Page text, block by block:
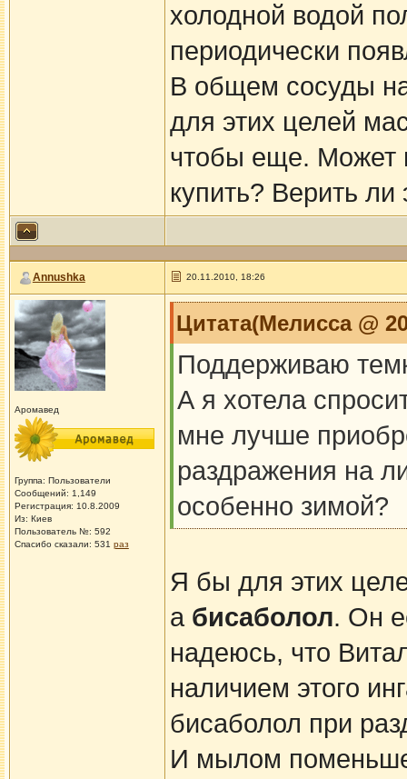
холодной водой
периодически
В общем сосуды
для этих целей
чтобы еще. Может
купить? Верить ли
Annushka 20.11.2010, 18:26
Аромавед
Группа: Пользователи
Сообщений: 1,149
Регистрация: 10.8.2009
Из: Киев
Пользователь №: 592
Спасибо сказали: 531 раз
Цитата(Мелисса @
Поддерживаю
А я хотела
мне лучше
раздражения на
особенно зимой?
Я бы для этих
а бисаболол. Он
надеюсь, что
наличием этого
бисаболол при
И мылом